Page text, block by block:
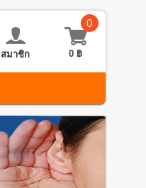
0
0 ฿
สมาชิก